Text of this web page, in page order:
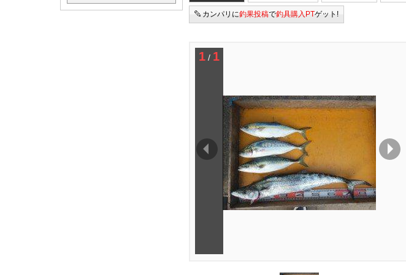
カンパリに釣果投稿で釣具購入PTゲット!
1 / 1